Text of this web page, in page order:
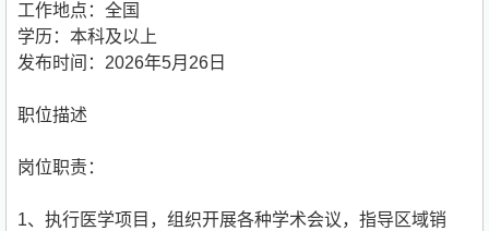
工作地点：全国
学历：本科及以上
发布时间：2026年5月26日
职位描述
岗位职责：
1、执行医学项目，组织开展各种学术会议，指导区域销